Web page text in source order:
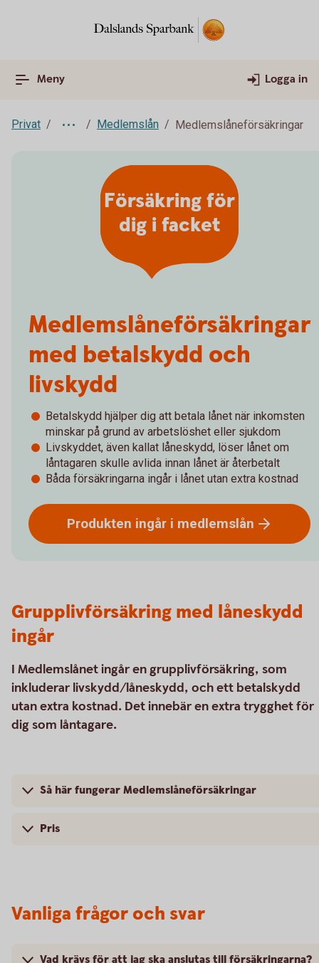
Meny Logga in
Privat Medlemslån Medlemslåneförsäkringar
Medlemslåneförsäkringar
med betalskydd och
livskydd
Betalskydd hjälper dig att betala lånet när inkomsten
minskar på grund av arbetslöshet eller sjukdom
Livskyddet, även kallat låneskydd, löser lånet om
låntagaren skulle avlida innan lånet är återbetalt
Båda försäkringarna ingår i lånet utan extra kostnad
Produkten ingår i medlemslån
Försäkring för
dig i facket
Grupplivförsäkring med låneskydd
ingår
I Medlemslånet ingår en grupplivförsäkring, som
inkluderar livskydd/låneskydd, och ett betalskydd
utan extra kostnad. Det innebär en extra trygghet för
dig som låntagare.
Så här fungerar Medlemslåneförsäkringar
Pris
Vanliga frågor och svar
Vad krävs för att jag ska anslutas till försäkringarna?